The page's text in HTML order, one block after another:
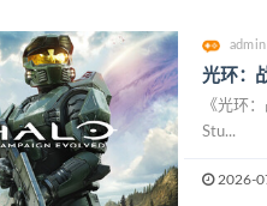
admin
光环：
《光环
Stu...
2026-